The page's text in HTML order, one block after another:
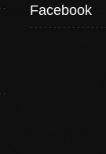
Facebook